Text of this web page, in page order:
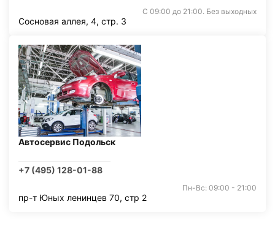
С 09:00 до 21:00. Без выходных
Сосновая аллея, 4, стр. 3
Автосервис Подольск
+7 (495) 128-01-88
Пн-Вс: 09:00 - 21:00
пр-т Юных ленинцев 70, стр 2